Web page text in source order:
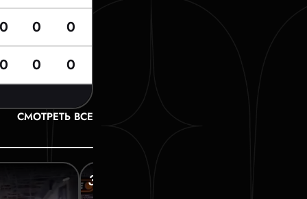
0
0
0 0
СМОТРЕТЬ ВСЕ
39’ ИМАЕВ